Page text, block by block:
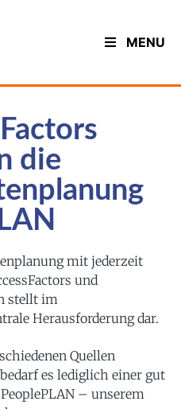
MENU
die
mit jederzeit
und
stellt im
Herausforderung dar.
Quellen
es lediglich einer gut
– unserem